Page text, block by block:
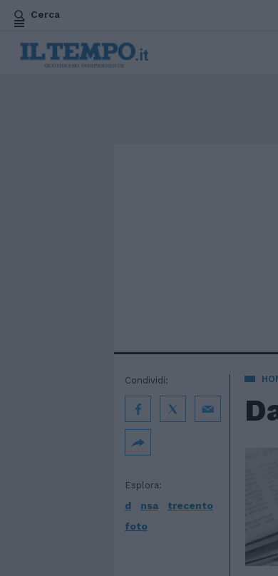
Cerca
Esplora:
d nsa
trecento
foto
Condividi: